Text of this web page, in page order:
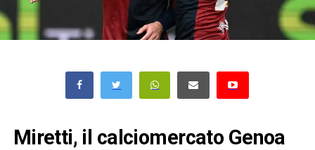
Miretti, il calciomercato Genoa